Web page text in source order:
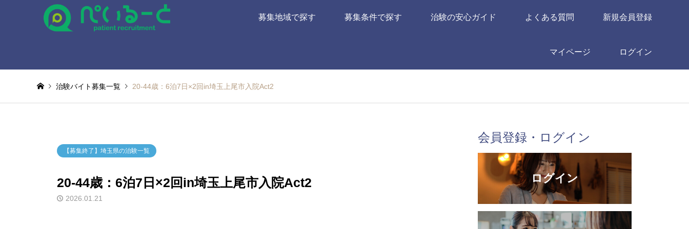
募集地域で探す 募集条件で探す 治験の安心ガイド よくある質問 新規会員登録
マイページ ログイン
治験バイト募集一覧 20-44歳：6泊7日×2回in埼玉上尾市入院Act2
【募集終了】埼玉県の治験一覧
20-44歳：6泊7日×2回in埼玉上尾市入院Act2
2026.01.21
会員登録・ログイン
ログイン